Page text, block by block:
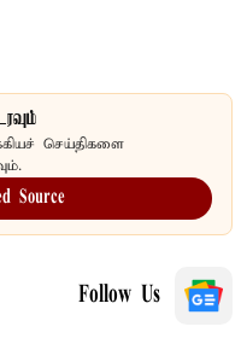
செய்திகளை
Source
Follow Us